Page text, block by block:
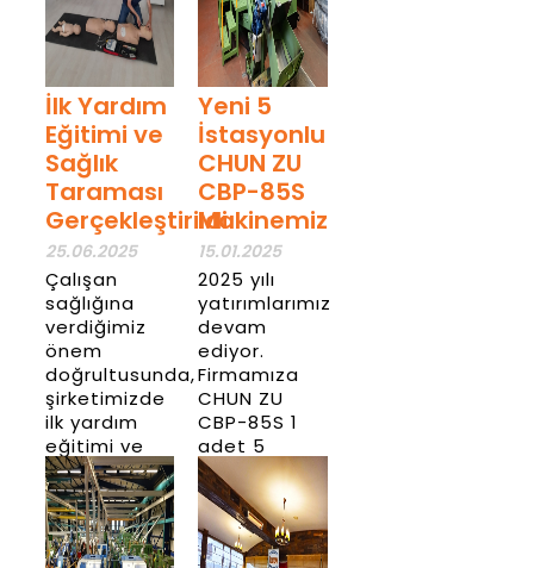
İlk Yardım
Eğitimi ve
Sağlık
Taraması
Gerçekleştirildi
25.06.2025
Çalışan
sağlığına
verdiğimiz
önem
doğrultusunda,
şirketimizde
ilk yardım
eğitimi ve
personel
sağlık
taraması
faaliyetleri
Yeni 5
İstasyonlu
CHUN ZU
CBP-85S
Makinemiz
15.01.2025
2025 yılı
yatırımlarımız
devam
ediyor.
Firmamıza
CHUN ZU
CBP-85S 1
adet 5
istasyonlu
transferli
pres
makinası